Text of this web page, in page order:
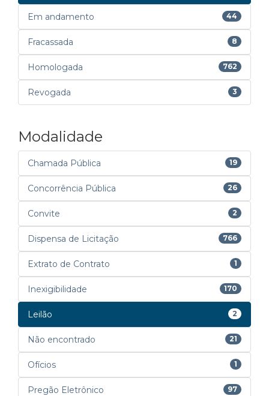
Em andamento 44
Fracassada 8
Homologada 762
Revogada 3
Modalidade
Chamada Pública 19
Concorrência Pública 26
Convite 2
Dispensa de Licitação 766
Extrato de Contrato 1
Inexigibilidade 170
Leilão 2
Não encontrado 21
Ofícios 1
Pregão Eletrônico 97